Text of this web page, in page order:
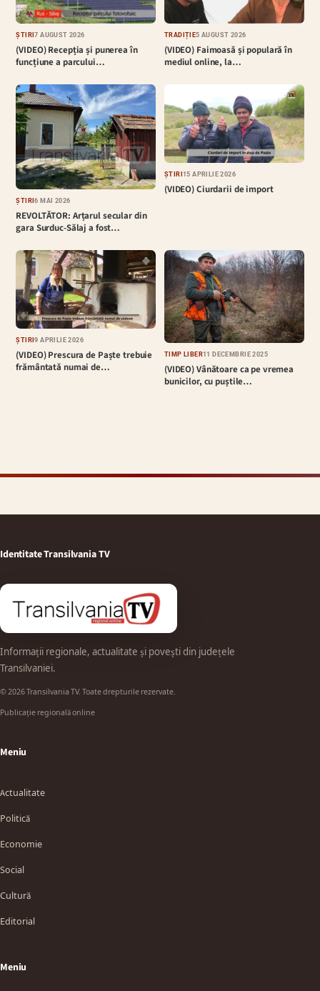
ȘTIRI7 AUGUST 2026
(VIDEO) Recepția și punerea în
funcțiune a parcului…
TRADIȚIE5 AUGUST 2026
(VIDEO) Faimoasă și populară în
mediul online, la…
ȘTIRI6 MAI 2026
REVOLTĂTOR: Arțarul secular din
gara Surduc-Sălaj a fost…
ȘTIRI15 APRILIE 2026
(VIDEO) Ciurdarii de import
ȘTIRI9 APRILIE 2026
(VIDEO) Prescura de Paște trebuie
frământată numai de…
TIMP LIBER11 DECEMBRIE 2025
(VIDEO) Vânătoare ca pe vremea
bunicilor, cu puștile…
Identitate Transilvania TV
Informații regionale, actualitate și povești din județele
Transilvaniei.
© 2026 Transilvania TV. Toate drepturile rezervate.
Publicație regională online
Meniu
Actualitate
Politică
Economie
Social
Cultură
Editorial
Meniu